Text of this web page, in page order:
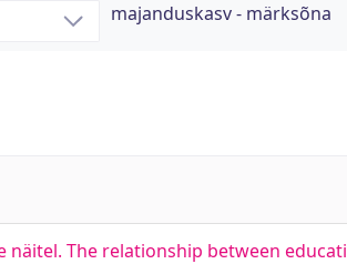
majanduskasv - märksõna
The relationship between